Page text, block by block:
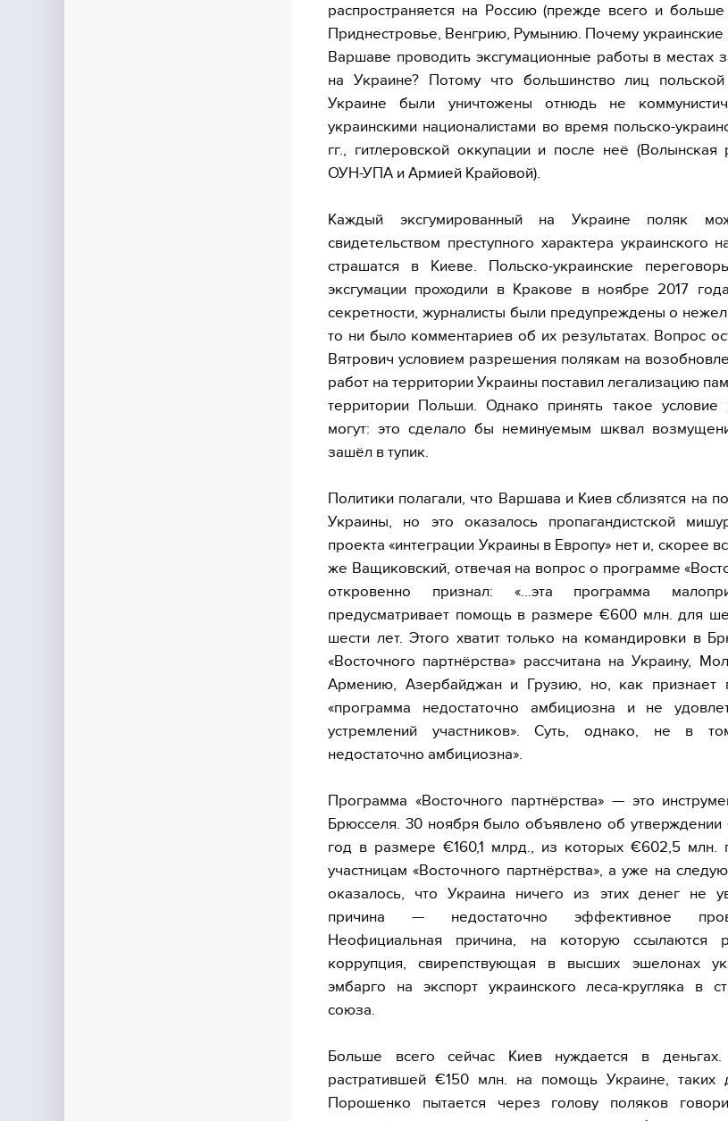
распространяется на Россию (прежде всего и больше
Приднестровье, Венгрию, Румынию. Почему украинские
Варшаве проводить эксгумационные работы в местах
на Украине? Потому что большинство лиц польской
Украине были уничтожены отнюдь не
украинскими националистами во время польско-
гг., гитлеровской оккупации и после неё
ОУН-УПА и Армией Крайовой).
Каждый эксгумированный на Украине поляк
свидетельством преступного характера украинского
страшатся в Киеве. Польско-украинские
эксгумации проходили в Кракове в ноябре 2017
секретности, журналисты были предупреждены о
то ни было комментариев об их результатах. Вопрос
Вятрович условием разрешения полякам на
работ на территории Украины поставил легализацию
территории Польши. Однако принять такое условие
могут: это сделало бы неминуемым шквал
зашёл в тупик.
Политики полагали, что Варшава и Киев сблизятся на
Украины, но это оказалось пропагандистской
проекта «интеграции Украины в Европу» нет и, скорее
же Ващиковский, отвечая на вопрос о программе
откровенно признал: «…эта программа
предусматривает помощь в размере €600 млн. для
шести лет. Этого хватит только на командировки в
«Восточного партнёрства» рассчитана на Украину,
Армению, Азербайджан и Грузию, но, как признает
«программа недостаточно амбициозна и не
устремлений участников». Суть, однако, не в
недостаточно амбициозна».
Программа «Восточного партнёрства» — это
Брюсселя. 30 ноября было объявлено об
год в размере €160,1 млрд., из которых €602,5 млн.
участницам «Восточного партнёрства», а уже на
оказалось, что Украина ничего из этих денег не
причина — недостаточно эффективное
Неофициальная причина, на которую
коррупция, свирепствующая в высших эшелонах
эмбарго на экспорт украинского леса-кругляка в
союза.
Больше всего сейчас Киев нуждается в
растратившей €150 млн. на помощь Украине, таких
Порошенко пытается через голову поляков